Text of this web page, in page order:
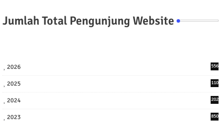
Jumlah Total Pengunjung Website
2026 556
2025
110
2024
202
2023 850